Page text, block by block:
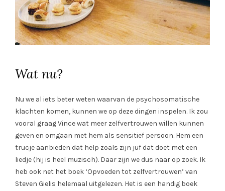
Wat nu?
Nu we al iets beter weten waarvan de psychosomatische
klachten komen, kunnen we op deze dingen inspelen. Ik zou
vooral graag Vince wat meer zelfvertrouwen willen kunnen
geven en omgaan met hem als sensitief persoon. Hem een
trucje aanbieden dat help zoals zijn juf dat doet met een
liedje (hij is heel muzisch). Daar zijn we dus naar op zoek. Ik
heb ook net het boek ‘Opvoeden tot zelfvertrouwen’ van
Steven Gielis helemaal uitgelezen. Het is een handig boek